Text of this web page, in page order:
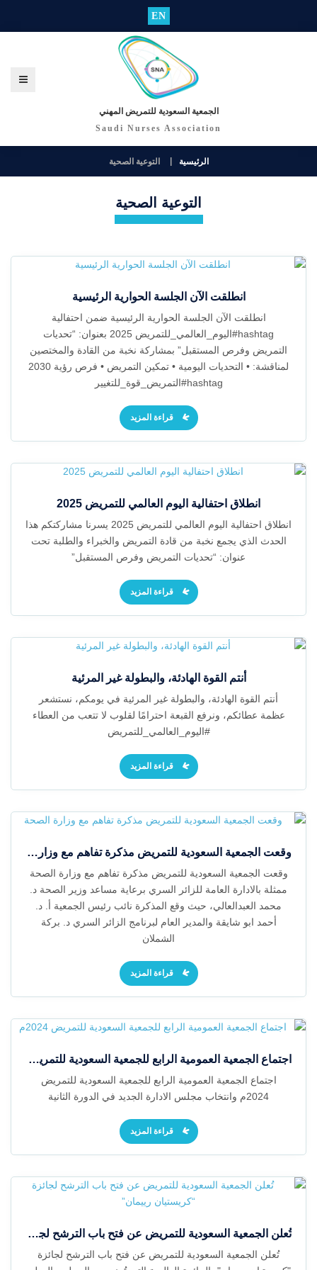
EN
الجمعية السعودية للتمريض المهني
Saudi Nurses Association
الرئيسية التوعية الصحية
التوعية الصحية
انطلقت الآن الجلسة الحوارية الرئيسية
انطلقت الآن الجلسة الحوارية الرئيسية ضمن احتفالية
hashtag#اليوم_العالمي_للتمريض 2025 بعنوان: “تحديات
التمريض وفرص المستقبل” بمشاركة نخبة من القادة والمختصين
لمناقشة: • التحديات اليومية • تمكين التمريض • فرص رؤية 2030
hashtag#التمريض_قوة_للتغيير
قراءة المزيد
انطلاق احتفالية اليوم العالمي للتمريض 2025
انطلاق احتفالية اليوم العالمي للتمريض 2025 يسرنا مشاركتكم هذا
الحدث الذي يجمع نخبة من قادة التمريض والخبراء والطلبة تحت
عنوان: “تحديات التمريض وفرص المستقبل”
قراءة المزيد
أنتم القوة الهادئة، والبطولة غير المرئية
أنتم القوة الهادئة، والبطولة غير المرئية في يومكم، نستشعر
عظمة عطائكم، ونرفع القبعة احترامًا لقلوب لا تتعب من العطاء
#اليوم_العالمي_للتمريض
قراءة المزيد
وقعت الجمعية السعودية للتمريض مذكرة تفاهم مع وزارة الصحة
وقعت الجمعية السعودية للتمريض مذكرة تفاهم مع وزارة الصحة
ممثلة بالادارة العامة للزائر السري برعاية مساعد وزير الصحة د.
محمد العبدالعالي، حيث وقع المذكرة نائب رئيس الجمعية أ. د.
أحمد ابو شايقة والمدير العام لبرنامج الزائر السري د. بركة
الشملان
قراءة المزيد
اجتماع الجمعية العمومية الرابع للجمعية السعودية للتمريض 2024م
اجتماع الجمعية العمومية الرابع للجمعية السعودية للتمريض
2024م وانتخاب مجلس الادارة الجديد في الدورة الثانية
قراءة المزيد
تُعلن الجمعية السعودية للتمريض عن فتح باب الترشح لجائزة “كريستيان رييمان”
تُعلن الجمعية السعودية للتمريض عن فتح باب الترشح لجائزة